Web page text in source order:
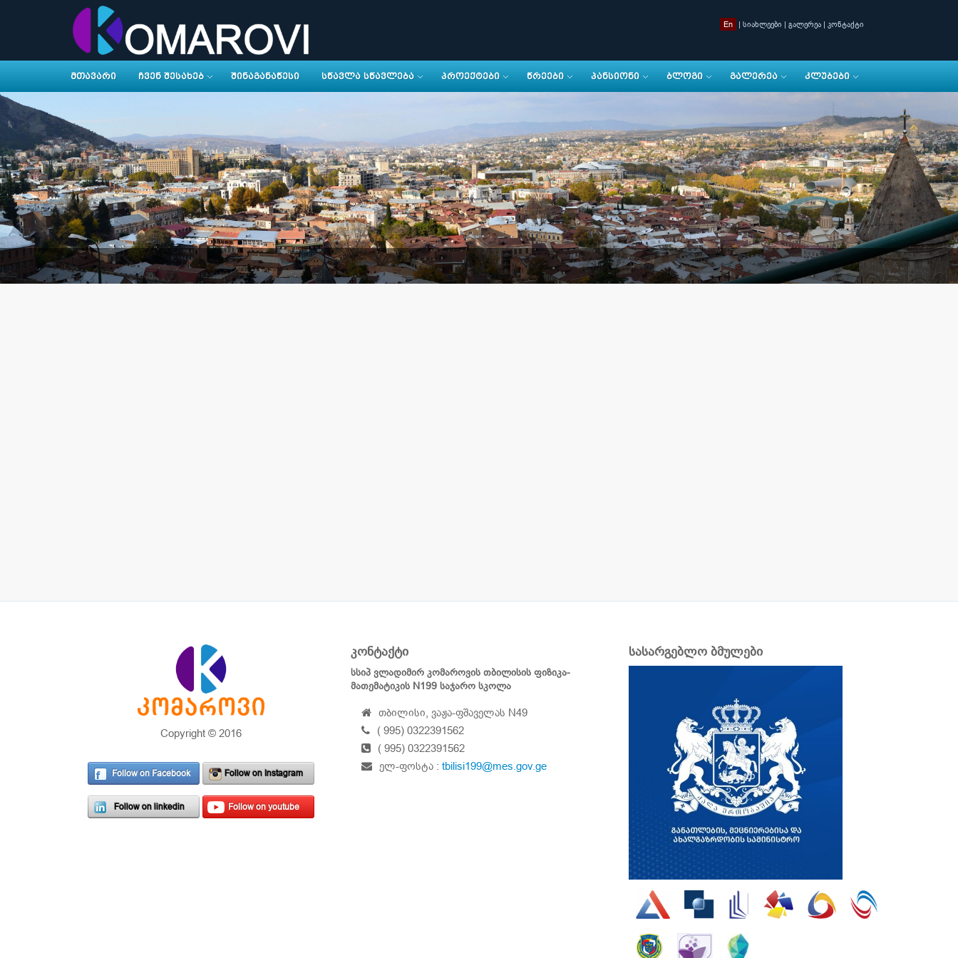
En | სიახლეები | გალერეა | კონტაქტი
ᲛᲗᲐᲕᲐᲠᲘ ᲩᲕᲔᲜ ᲨᲔᲡᲐᲮᲔᲑ ᲨᲘᲜᲐᲒᲐᲜᲐᲬᲔᲡᲘ ᲡᲬᲐᲕᲚᲐ ᲡᲬᲐᲕᲚᲔᲑᲐ ᲞᲠᲝᲔᲥᲢᲔᲑᲘ ᲬᲠᲔᲔᲑᲘ ᲞᲐᲜᲡᲘᲝᲜᲘ ᲑᲚᲝᲒᲘ ᲒᲐᲚᲔᲠᲔᲐ ᲙᲚᲣᲑᲔᲑᲘ
Copyright © 2016
Follow on Facebook Follow on Instagram
Follow on linkedin Follow on youtube
კონტაქტი
სსიპ ვლადიმირ კომაროვის თბილისის ფიზიკა-
მათემატიკის N199 საჯარო სკოლა
თბილისი, ვაჟა-ფშაველას N49
( 995) 0322391562
( 995) 0322391562
ელ-ფოსტა : tbilisi199@mes.gov.ge
სასარგებლო ბმულები